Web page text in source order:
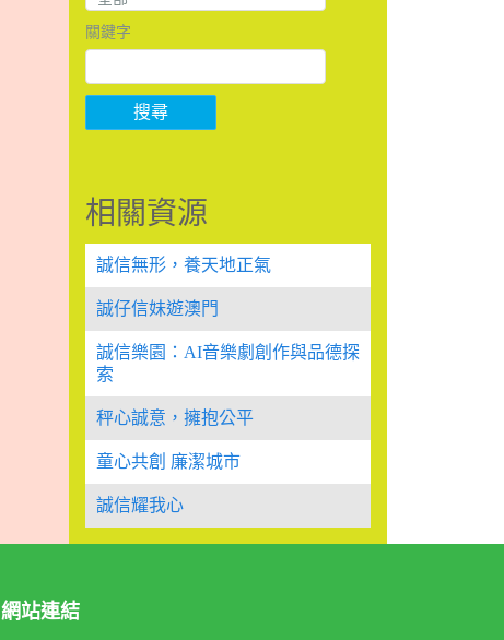
關鍵字
搜尋
相關資源
誠信無形，養天地正氣
誠仔信妹遊澳門
誠信樂園：AI音樂劇創作與品德探
索
秤心誠意，擁抱公平
童心共創 廉潔城市
誠信耀我心
網站連結